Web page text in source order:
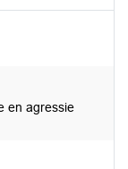
en agressie